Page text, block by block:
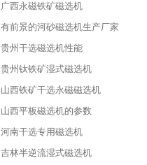
广西永磁铁矿磁选机
有前景的河砂磁选机生产厂家
贵州干选磁选机性能
贵州钛铁矿湿式磁选机
山西铁矿干选永磁磁选机
山西平板磁选机的参数
河南干选专用磁选机
吉林半逆流湿式磁选机